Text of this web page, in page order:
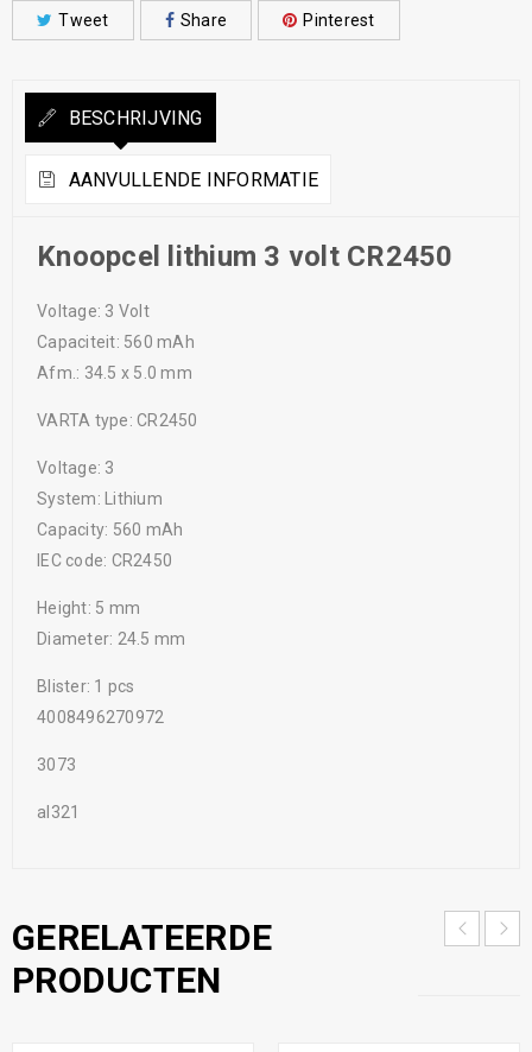
Tweet Share Pinterest
BESCHRIJVING
AANVULLENDE INFORMATIE
Knoopcel lithium 3 volt CR2450
Voltage: 3 Volt
Capaciteit: 560 mAh
Afm.: 34.5 x 5.0 mm
VARTA type: CR2450
Voltage: 3
System: Lithium
Capacity: 560 mAh
IEC code: CR2450
Height: 5 mm
Diameter: 24.5 mm
Blister: 1 pcs
4008496270972
3073
al321
GERELATEERDE
PRODUCTEN